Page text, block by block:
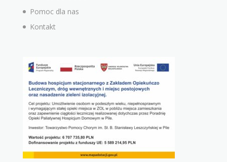
Pomoc dla nas
Kontakt